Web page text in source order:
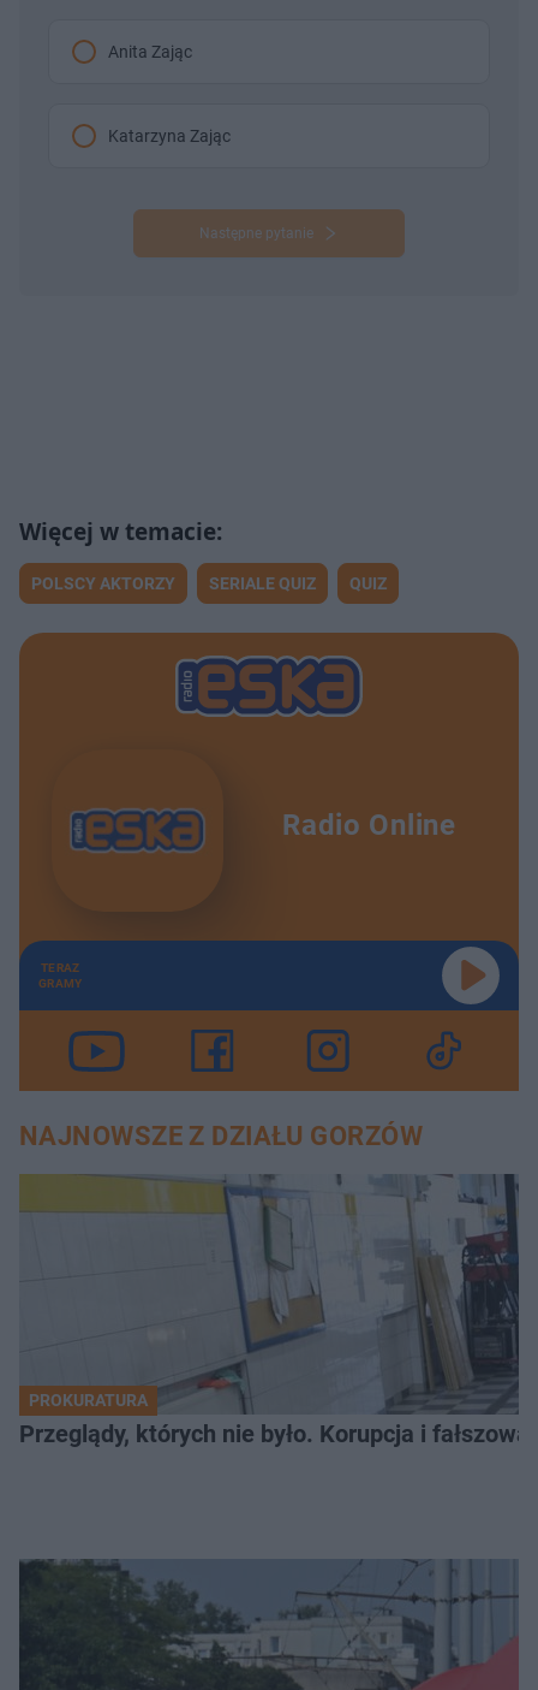
Anita Zając
Katarzyna Zając
Następne pytanie
POLSCY AKTORZY SERIALE QUIZ QUIZ
Radio Online
TERAZ
GRAMY
NAJNOWSZE Z DZIAŁU GORZÓW
PROKURATURA
Przeglądy, których nie było. Korupcja i